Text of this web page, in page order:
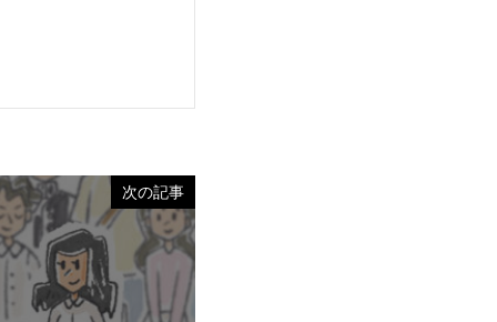
次の記事